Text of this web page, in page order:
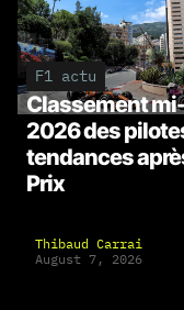
F1 actu
Classement
2026 des
tendances
Prix
Thibaud Carrai
August 7, 2026